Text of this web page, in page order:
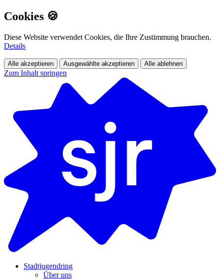
Cookies 🍪
Diese Website verwendet Cookies, die Ihre Zustimmung brauchen.
Details
Alle akzeptieren Ausgewählte akzeptieren Alle ablehnen
Zum Inhalt springen
Stadtjugendring
Über uns